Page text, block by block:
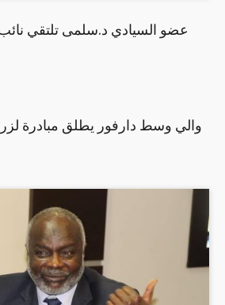
عضو السيادي د.سلمى تلتقي
والي وسط دارفور يطلق مبادرة